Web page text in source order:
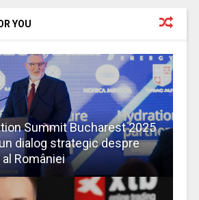
YOU
Summit Bucharest 2025
dialog strategic despre
României